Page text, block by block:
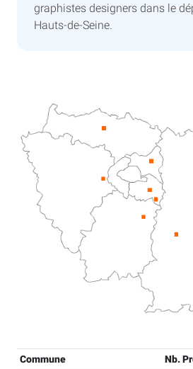
graphistes designers dans le
Hauts-de-Seine.
Commune Nb.